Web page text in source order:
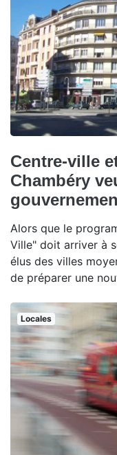
Centre-ville
Chambéry
Alors que le
Ville" doit arriver à
élus des villes
de préparer une
Locales